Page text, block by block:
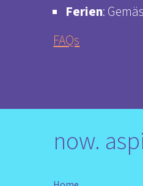
Ferien:
FAQs
now.